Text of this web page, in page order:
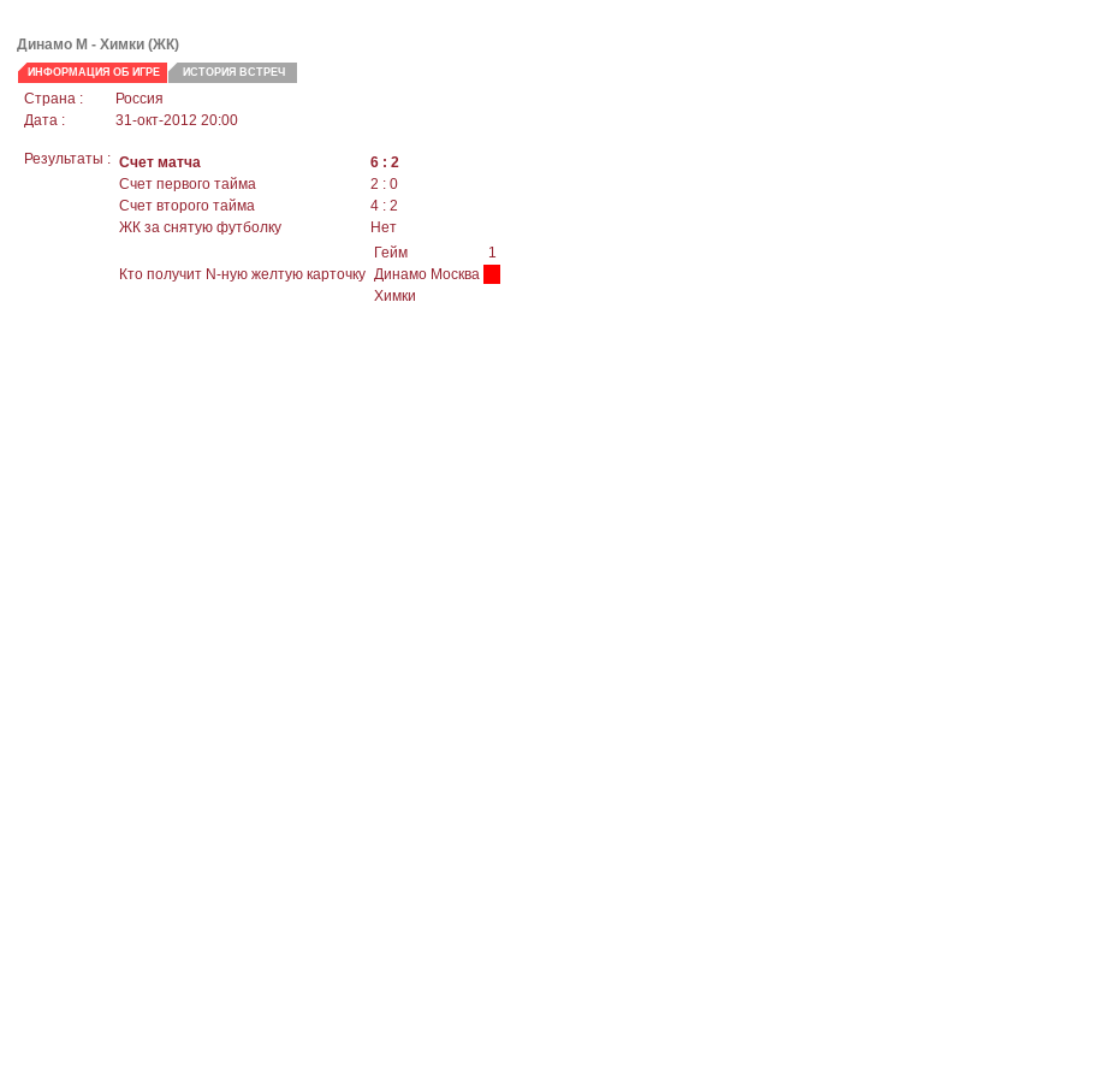
Динамо М - Химки (ЖК)
ИНФОРМАЦИЯ ОБ ИГРЕ ИСТОРИЯ ВСТРЕЧ
Страна :
Россия
Дата :
31-окт-2012 20:00
Результаты : Счет матча
6 : 2
Счет первого тайма
2 : 0
Счет второго тайма
4 : 2
ЖК за снятую футболку
Нет
Кто получит N-ную желтую карточку
Гейм
1
Динамо Москва
Химки